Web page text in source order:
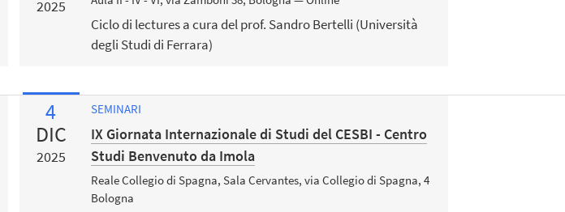
2025
Ciclo di lectures a cura del prof. Sandro Bertelli (Università
degli Studi di Ferrara)
4
DIC
2025
SEMINARI
IX Giornata Internazionale di Studi del CESBI - Centro
Studi Benvenuto da Imola
Reale Collegio di Spagna, Sala Cervantes, via Collegio di Spagna, 4
Bologna